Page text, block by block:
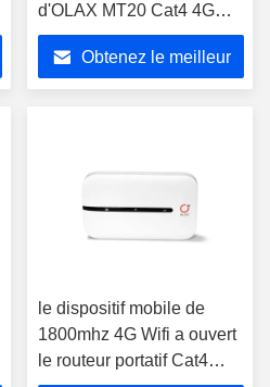
d'OLAX MT20 Cat4 4G
pour d'intérieur extérieur
Obtenez le meilleur
le dispositif mobile de
1800mhz 4G Wifi a ouvert
le routeur portatif Cat4